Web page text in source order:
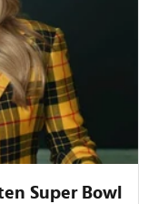
Super Bowl